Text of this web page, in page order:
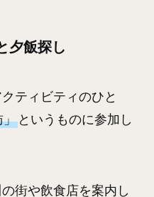
夕飯探し
ティビティのひと
」というものに参加し
街や飲食店を案内し